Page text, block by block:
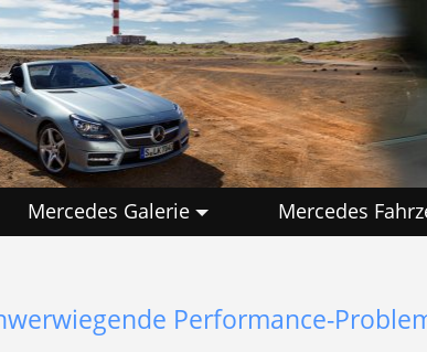
Mercedes Galerie Mercedes
Performance-